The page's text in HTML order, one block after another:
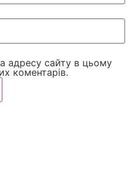
адресу сайту в цьому
коментарів.